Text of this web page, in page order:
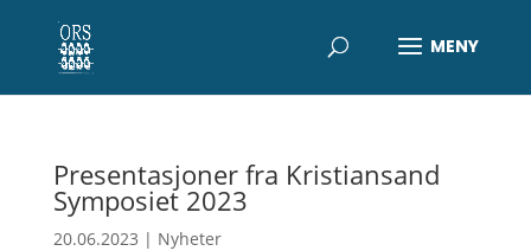
Presentasjoner fra Kristiansand
Symposiet 2023
20.06.2023 | Nyheter